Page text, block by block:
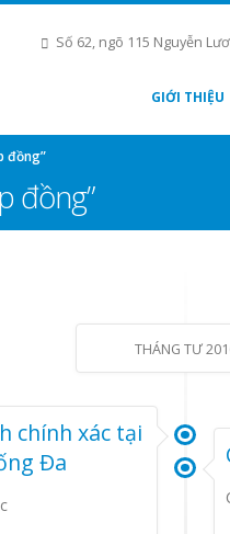
Số 62, ngõ 115 Nguyễn
GIỚI THIỆU
đồng”
đồng”
THÁNG TƯ
chính xác tại
Đa